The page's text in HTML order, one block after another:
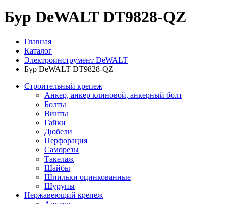
Бур DeWALT DT9828-QZ
Главная
Каталог
Электроинструмент DeWALT
Бур DeWALT DT9828-QZ
Строительный крепеж
Анкер, анкер клиновой, анкерный болт
Болты
Винты
Гайки
Дюбели
Перфорация
Саморезы
Такелаж
Шайбы
Шпильки оцинкованные
Шурупы
Нержавеющий крепеж